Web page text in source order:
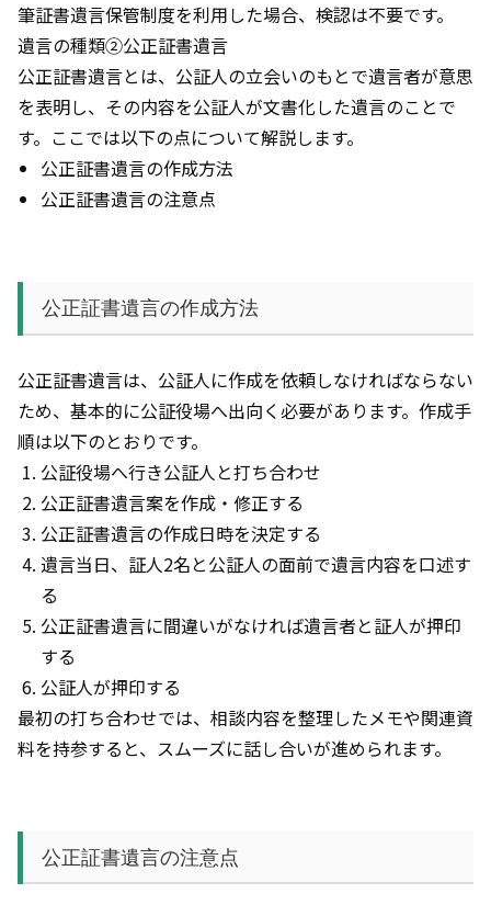
筆証書遺言保管制度を利用した場合、検認は不要です。
遺言の種類②公正証書遺言
公正証書遺言とは、公証人の立会いのもとで遺言者が意思
を表明し、その内容を公証人が文書化した遺言のことで
す。ここでは以下の点について解説します。
公正証書遺言の作成方法
公正証書遺言の注意点
公正証書遺言の作成方法
公正証書遺言は、公証人に作成を依頼しなければならない
ため、基本的に公証役場へ出向く必要があります。作成手
順は以下のとおりです。
公証役場へ行き公証人と打ち合わせ
公正証書遺言案を作成・修正する
公正証書遺言の作成日時を決定する
遺言当日、証人2名と公証人の面前で遺言内容を口述す
る
公正証書遺言に間違いがなければ遺言者と証人が押印
する
公証人が押印する
最初の打ち合わせでは、相談内容を整理したメモや関連資
料を持参すると、スムーズに話し合いが進められます。
公正証書遺言の注意点